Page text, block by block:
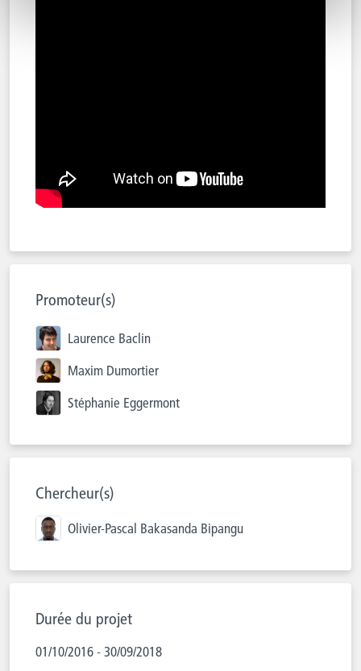
Promoteur(s)
Laurence Baclin
Maxim Dumortier
Stéphanie Eggermont
Chercheur(s)
Olivier-Pascal Bakasanda Bipangu
Durée du projet
01/10/2016 - 30/09/2018